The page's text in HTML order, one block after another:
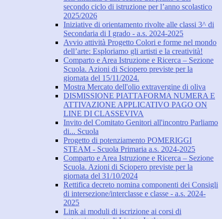
secondo ciclo di istruzione per l’anno scolastico
2025/2026
Iniziative di orientamento rivolte alle classi 3^ di
Secondaria di I grado - a.s. 2024-2025
Avvio attività Progetto Colori e forme nel mondo
dell’arte: Esploriamo gli artisti e la creatività!
Comparto e Area Istruzione e Ricerca – Sezione
Scuola. Azioni di Sciopero previste per la
giornata del 15/11/2024.
Mostra Mercato dell'olio extravergine di oliva
DISMISSIONE PIATTAFORMA NUMERA E
ATTIVAZIONE APPLICATIVO PAGO ON
LINE DI CLASSEVIVA
Invito del Comitato Genitori all'incontro Parliamo
di... Scuola
Progetto di potenziamento POMERIGGI
STEAM - Scuola Primaria a.s. 2024-2025
Comparto e Area Istruzione e Ricerca – Sezione
Scuola. Azioni di Sciopero previste per la
giornata del 31/10/2024
Rettifica decreto nomina componenti dei Consigli
di intersezione/interclasse e classe - a.s. 2024-
2025
Link ai moduli di iscrizione ai corsi di